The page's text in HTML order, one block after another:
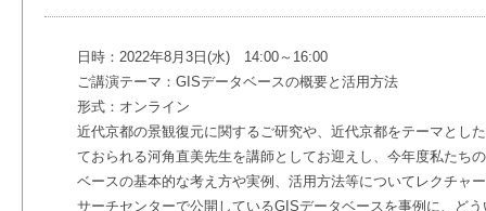
日時：2022年8月3日(水) 14:00～16:00
ご講演テーマ：GISデータベースの概要と活用方法
形式：オンライン
近代京都の景観復元に関するご研究や、近代京都をテーマとし
ておられる河角直美先生を講師としてお迎えし、今年度私たち
ベースの基本的な考え方や実例、活用方法等についてレクチャ
サーチセンターで公開しているGISデータベースを事例に、ど